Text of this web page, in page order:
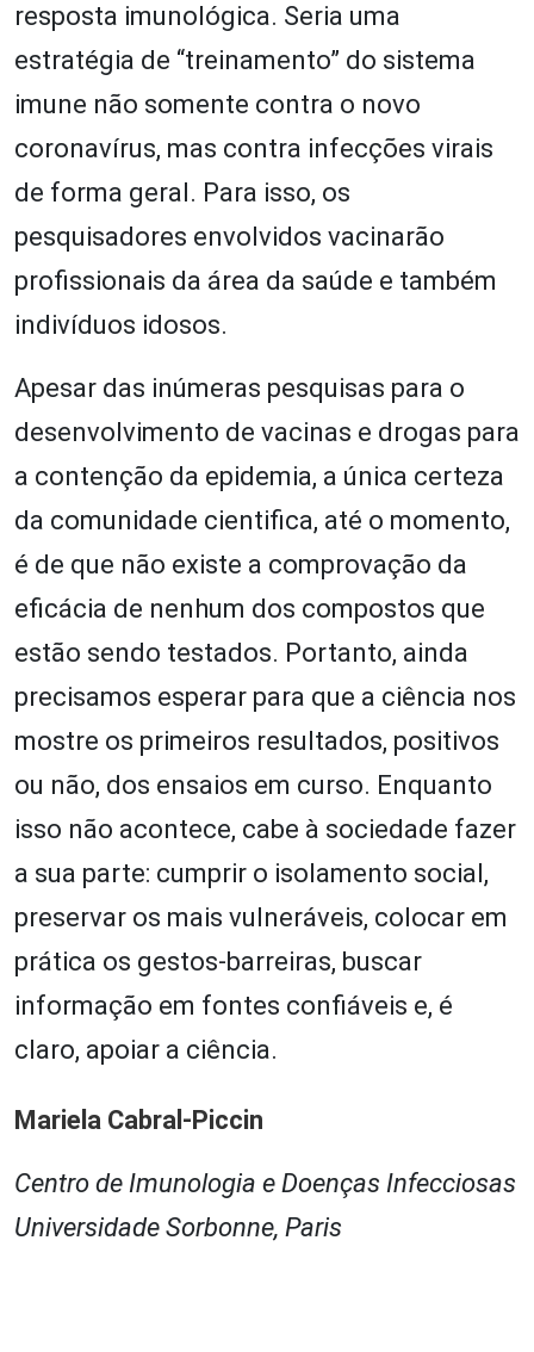
resposta imunológica. Seria uma
estratégia de “treinamento” do sistema
imune não somente contra o novo
coronavírus, mas contra infecções virais
de forma geral. Para isso, os
pesquisadores envolvidos vacinarão
profissionais da área da saúde e também
indivíduos idosos.
Apesar das inúmeras pesquisas para o
desenvolvimento de vacinas e drogas para
a contenção da epidemia, a única certeza
da comunidade cientifica, até o momento,
é de que não existe a comprovação da
eficácia de nenhum dos compostos que
estão sendo testados. Portanto, ainda
precisamos esperar para que a ciência nos
mostre os primeiros resultados, positivos
ou não, dos ensaios em curso. Enquanto
isso não acontece, cabe à sociedade fazer
a sua parte: cumprir o isolamento social,
preservar os mais vulneráveis, colocar em
prática os gestos-barreiras, buscar
informação em fontes confiáveis e, é
claro, apoiar a ciência.
Mariela Cabral-Piccin
Centro de Imunologia e Doenças Infecciosas
Universidade Sorbonne, Paris